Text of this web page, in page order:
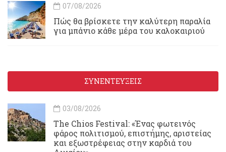
07/08/2026
Πώς θα βρίσκετε την καλύτερη παραλία
για μπάνιο κάθε μέρα του καλοκαιριού
ΣΥΝΕΝΤΕΥΞΕΙΣ
03/08/2026
Τhe Chios Festival: «Ένας φωτεινός
φάρος πολιτισμού, επιστήμης, αριστείας
και εξωστρέφειας στην καρδιά του